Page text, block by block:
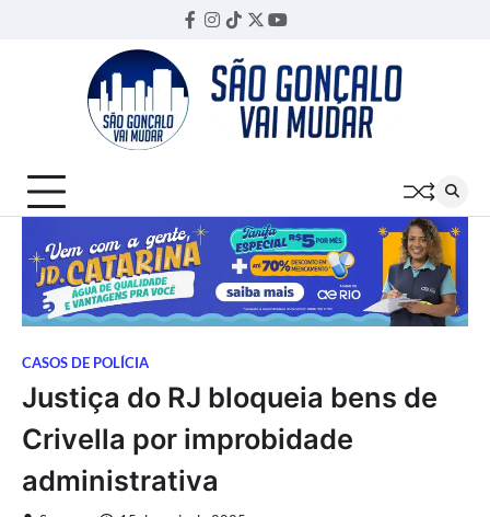
Facebook
Instagram
TikTok
TwitterYouTube
CASOS DE POLÍCIA
Justiça do RJ bloqueia bens de
Crivella por improbidade
administrativa